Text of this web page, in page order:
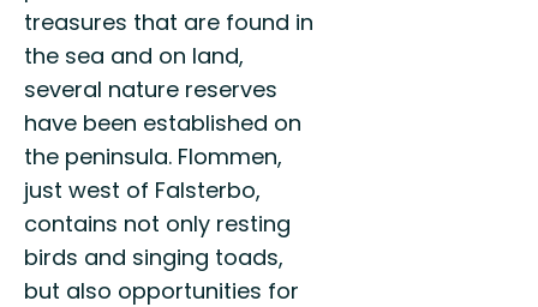
treasures that are found in
the sea and on land,
several nature reserves
have been established on
the peninsula. Flommen,
just west of Falsterbo,
contains not only resting
birds and singing toads,
but also opportunities for